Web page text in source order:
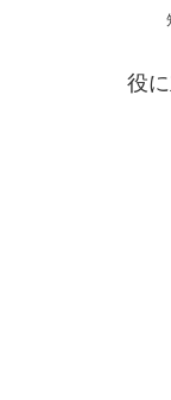
役